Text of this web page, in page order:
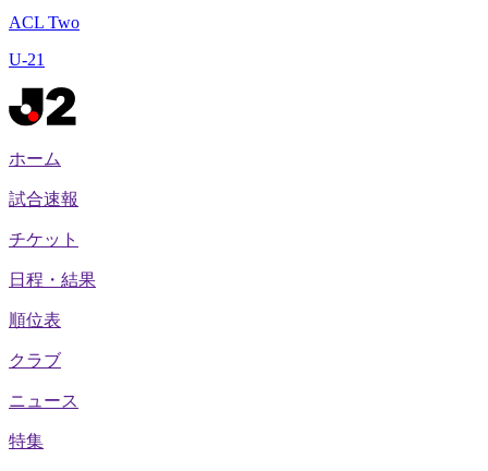
ACL Two
U-21
ホーム
試合速報
チケット
日程・結果
順位表
クラブ
ニュース
特集